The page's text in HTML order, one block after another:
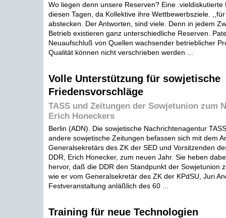
Wo liegen denn unsere Reserven? Eine .vieldiskutierte
diesen Tagen, da Kollektive ihre Wettbewerbsziele.
abstecken. Der Antworten, sind viele. Denn in jedem
Betrieb existieren ganz unterschiedliche Reserven.
Neuaufschluß von Quellen wachsender betrieblicher
Qualität können nicht verschrieben werden ...
Volle Unterstützung für sowjetische
Friedensvorschläge
TASS und Zeitungen der Sowjetunion zum
Erich Honeckers
Berlin (ADN). Die sowjetische Nachrichtenagentur
andere sowjetische Zeitungen befassen sich mit dem
Generalsekretärs des ZK der SED und Vorsitzenden
DDR, Erich Honecker, zum neuen Jahr. Sie heben
hervor, daß die DDR den Standpunkt der Sowjetunion
wie er vom Generalsekretär des ZK der KPdSU, Juri
Festveranstaltung anläßlich des 60 ...
Training für neue Technologien